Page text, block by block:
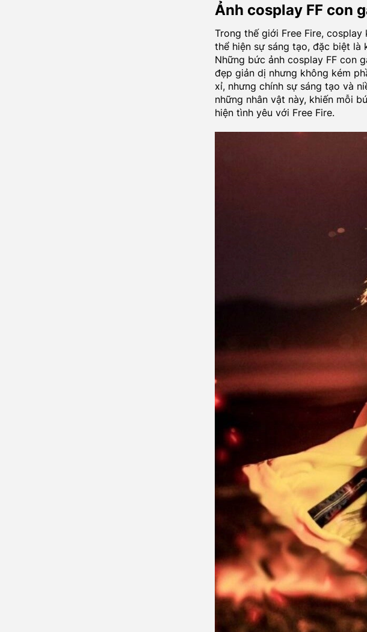
Ảnh cosplay FF con
Trong thế giới Free Fire,
thể hiện sự sáng tạo, đặc biệt
Những bức ảnh cosplay FF con
đẹp giản dị nhưng không kém
xỉ, nhưng chính sự sáng tạo và
những nhân vật này, khiến mỗi
hiện tình yêu với Free Fire.